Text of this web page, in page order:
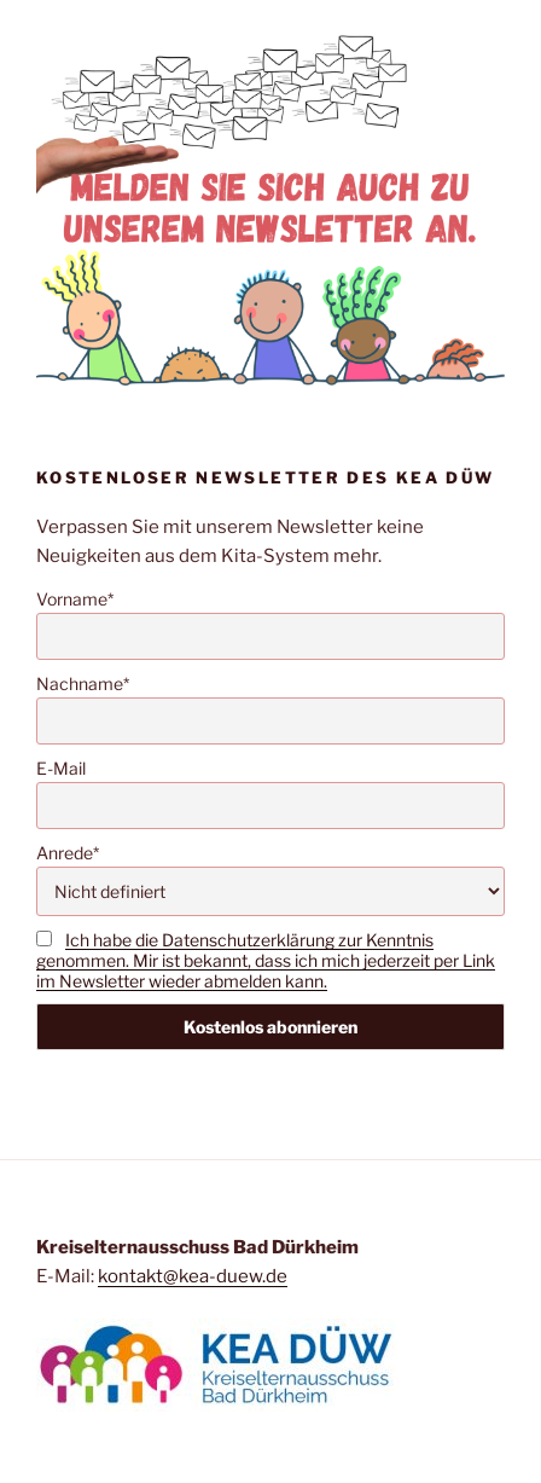
KOSTENLOSER NEWSLETTER DES KEA DÜW
Verpassen Sie mit unserem Newsletter keine
Neuigkeiten aus dem Kita-System mehr.
Vorname*
Nachname*
E-Mail
Anrede*
Ich habe die Datenschutzerklärung zur Kenntnis
genommen. Mir ist bekannt, dass ich mich jederzeit per Link
im Newsletter wieder abmelden kann.
Kreiselternausschuss Bad Dürkheim
E-Mail: kontakt@kea-duew.de